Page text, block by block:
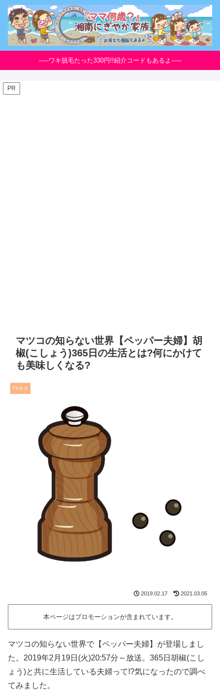
-----ワキ脱毛たった330円!!紹介コードもあるよ-----
PR
マツコの知らない世界【ペッパー夫婦】胡
椒(こしょう)365日の生活とは?何にかけて
も美味しくなる?
TVネタ
2019.02.17 2021.03.05
本ページはプロモーションが含まれています。
マツコの知らない世界で【ペッパー夫婦】が登場しまし
た。2019年2月19日(火)20:57分～放送。365日胡椒(こし
ょう)と共に生活している夫婦って!?気になったので調べ
てみました。